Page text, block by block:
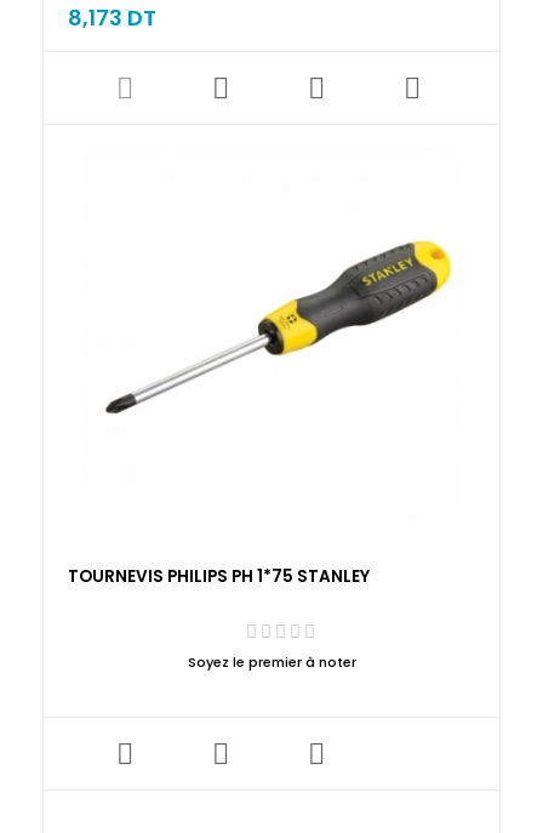
8,173 DT
TOURNEVIS PHILIPS PH 1*75 STANLEY
Soyez le premier à noter